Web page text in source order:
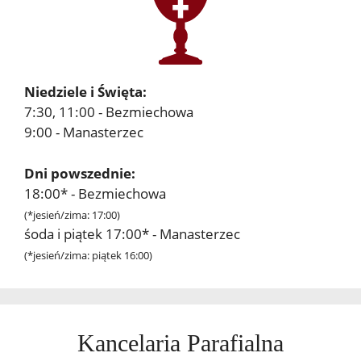
Niedziele i Święta:
7:30, 11:00 - Bezmiechowa
9:00 - Manasterzec
Dni powszednie:
18:00* - Bezmiechowa
(*jesień/zima: 17:00)
śoda i piątek 17:00* - Manasterzec
(*jesień/zima: piątek 16:00)
Kancelaria Parafialna